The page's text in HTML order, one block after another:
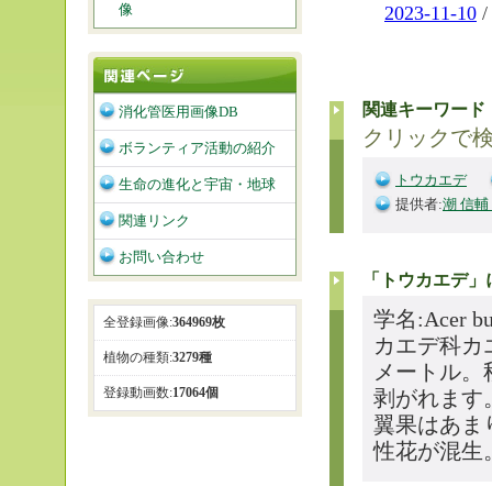
2023-11-10 /
関連キーワード
クリックで
トウカエデ
提供者:潮 信
「トウカエデ
学名:Acer
カエデ科カ
メートル
剥がれます
翼果はあま
性花が混生
像
消化管医用画像DB
ボランティア活動の紹介
生命の進化と宇宙・地球
関連リンク
お問い合わせ
全登録画像:364969枚
植物の種類:3279種
登録動画数:17064個